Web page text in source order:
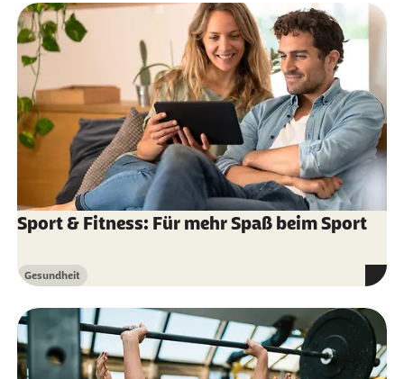
Sport & Fitness: Für mehr Spaß beim Sport
Kategorie
Gesundheit